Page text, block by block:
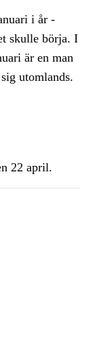
i år -
skulle börja. I
är en man
utomlands.
22 april.